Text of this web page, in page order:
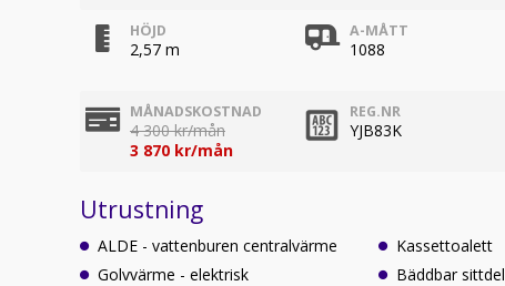
HÖJD
2,57 m
A-MÅTT
1088
MÅNADSKOSTNAD
4 300 kr/mån
3 870 kr/mån
REG.NR
YJB83K
Utrustning
ALDE - vattenburen centralvärme
Golvvärme - elektrisk
Kassettoalett
Bäddbar sittdel